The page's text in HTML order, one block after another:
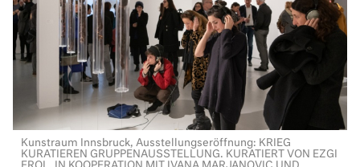
Kunstraum Innsbruck, Ausstellungseröffnung: KRIEG
KURATIEREN GRUPPENAUSSTELLUNG. KURATIERT VON EZGI